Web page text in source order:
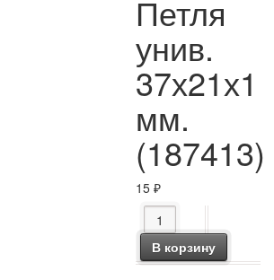
Петля
унив.
37х21х1
мм.
(187413)
15₽
Количество товара
В корзину